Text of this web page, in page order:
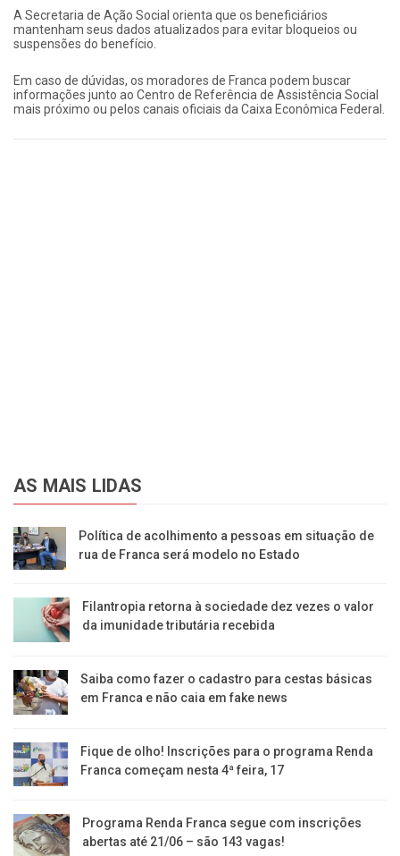
A Secretaria de Ação Social orienta que os beneficiários
mantenham seus dados atualizados para evitar bloqueios ou
suspensões do benefício.
Em caso de dúvidas, os moradores de Franca podem buscar
informações junto ao Centro de Referência de Assistência Social
mais próximo ou pelos canais oficiais da Caixa Econômica Federal.
AS MAIS LIDAS
Política de acolhimento a pessoas em situação de
rua de Franca será modelo no Estado
Filantropia retorna à sociedade dez vezes o valor
da imunidade tributária recebida
Saiba como fazer o cadastro para cestas básicas
em Franca e não caia em fake news
Fique de olho! Inscrições para o programa Renda
Franca começam nesta 4ª feira, 17
Programa Renda Franca segue com inscrições
abertas até 21/06 – são 143 vagas!